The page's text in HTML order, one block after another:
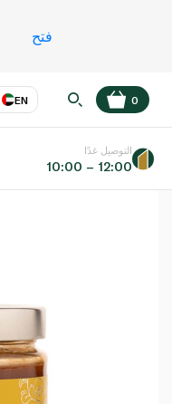
فتح
EN
عر
0
التوصيل غدًا
10:00 – 12:00